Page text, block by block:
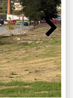
Next